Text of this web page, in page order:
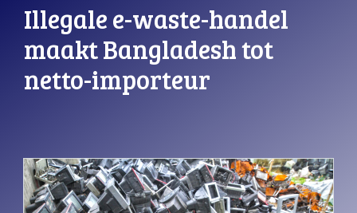
Illegale e-waste-handel
maakt Bangladesh tot
netto-importeur